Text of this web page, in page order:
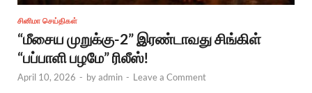
சினிமா செய்திகள்
“மீசைய முறுக்கு-2” இரண்டாவது சிங்கிள்
“பப்பாளி பழமே” ரிலீஸ்!
April 10, 2026 - byadmin - Leave a Comment